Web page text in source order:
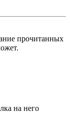
прочитанных
на него